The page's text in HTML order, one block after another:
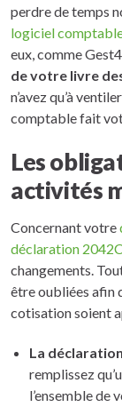
perdre de temps
logiciel
eux, comme
de votre livre
n’avez qu’à
comptable fait
Les
activités
Concernant votre
déclaration
changements.
être oubliées afin
cotisation soient
La
remplissez
l’ensemble de